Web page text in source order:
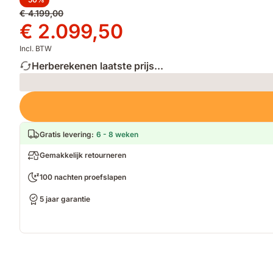
Oorspronkelijke
prijs
€ 4.199,00
€ 4.199,00
Prijs
€ 2.099,50
€ 2.099,50
Incl. BTW
Herberekenen laatste prijs...
Loading
Gratis levering: 6 - 8 weken
Gemakkelijk retourneren
100 nachten proefslapen
5 jaar garantie